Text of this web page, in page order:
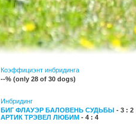
Коэффициэнт инбридинга
--% (only 28 of 30 dogs)
Инбридинг
БИГ ФЛАУЭР БАЛОВЕНЬ СУДЬБЫ - 3 : 2
АРТИК ТРЭВЕЛ ЛЮБИМ - 4 : 4